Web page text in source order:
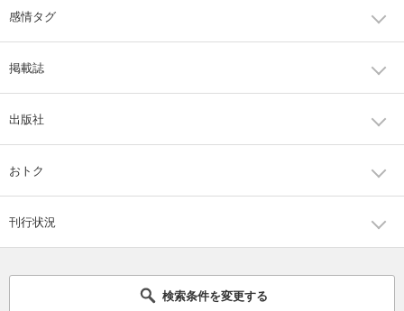
感情タグ
掲載誌
出版社
おトク
刊行状況
検索条件を変更する